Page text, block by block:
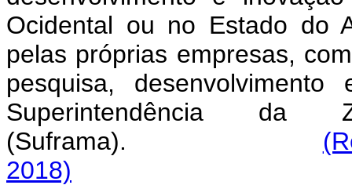
Ocidental ou no Estado do
pelas próprias empresas,
pesquisa,
Superintendência
(Suframa).
2018)